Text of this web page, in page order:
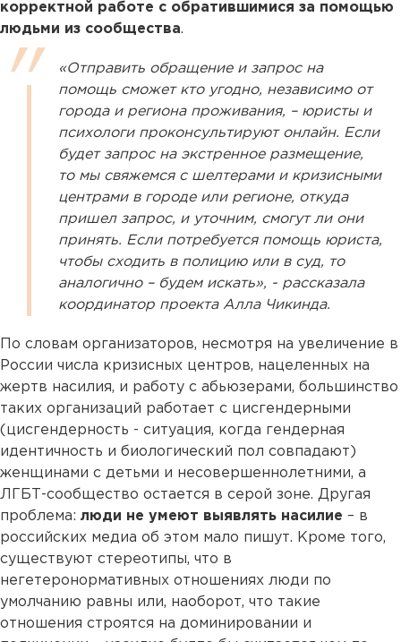
корректной работе с обратившимися за помощью
людьми из сообщества.
«Отправить обращение и запрос на
помощь сможет кто угодно, независимо от
города и региона проживания, – юристы и
психологи проконсультируют онлайн. Если
будет запрос на экстренное размещение,
то мы свяжемся с шелтерами и кризисными
центрами в городе или регионе, откуда
пришел запрос, и уточним, смогут ли они
принять. Если потребуется помощь юриста,
чтобы сходить в полицию или в суд, то
аналогично – будем искать», - рассказала
координатор проекта Алла Чикинда.
По словам организаторов, несмотря на увеличение в
России числа кризисных центров, нацеленных на
жертв насилия, и работу с абьюзерами, большинство
таких организаций работает с цисгендерными
(цисгендерность - ситуация, когда гендерная
идентичность и биологический пол совпадают)
женщинами с детьми и несовершеннолетними, а
ЛГБТ-сообщество остается в серой зоне. Другая
проблема: люди не умеют выявлять насилие – в
российских медиа об этом мало пишут. Кроме того,
существуют стереотипы, что в
негетеронормативных отношениях люди по
умолчанию равны или, наоборот, что такие
отношения строятся на доминировании и